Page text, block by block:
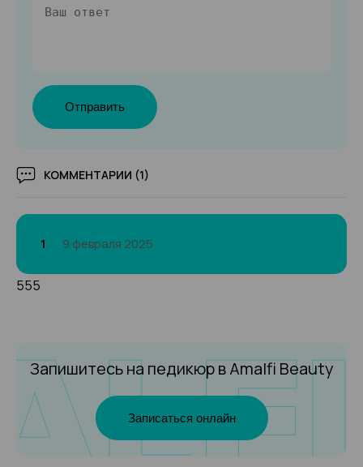
Отправить
КОММЕНТАРИИ (1)
1 9 февраля 2025
555
Запишитесь на педикюрв Amalfi Beauty
Записаться онлайн